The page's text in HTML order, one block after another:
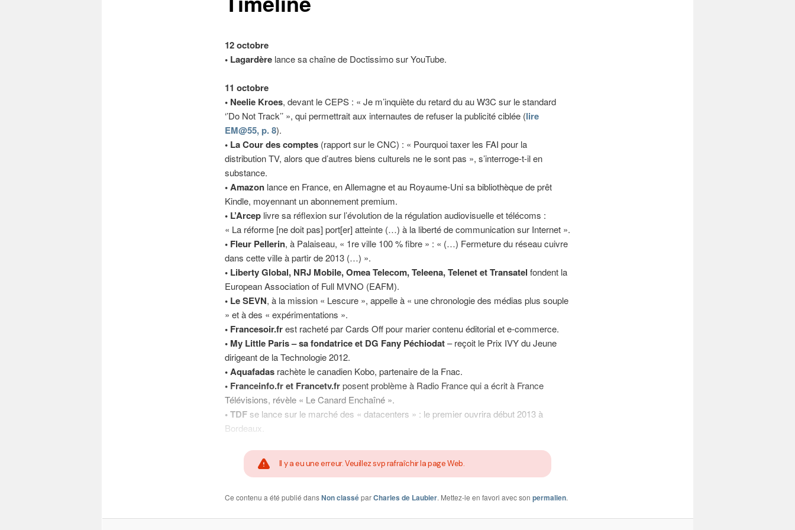
12 octobre
• Lagardèrelance sa chaîne de Doctissimo sur YouTube.
11 octobre
• Neelie Kroes, devant le CEPS : « Je m’inquiète du retard du au W3C sur le standard
‘’Do Not Track’’ », qui permettrait aux internautes de refuser la publicité ciblée (lire
EM@55, p. 8).
• La Cour des comptes(rapport sur le CNC) : « Pourquoi taxer les FAI pour la
distribution TV, alors que d’autres biens culturels ne le sont pas », s’interroge-t-il en
substance.
• Amazonlance en France, en Allemagne et au Royaume-Uni sa bibliothèque de prêt
Kindle, moyennant un abonnement premium.
• L’Arceplivre sa réflexion sur l’évolution de la régulation audiovisuelle et télécoms :
« La réforme [ne doit pas] port[er] atteinte (…) à la liberté de communication sur Internet ».
• Fleur Pellerin, à Palaiseau, « 1re ville 100 % fibre » : « (…) Fermeture du réseau cuivre
dans cette ville à partir de 2013 (…) ».
• Liberty Global, NRJ Mobile, Omea Telecom, Teleena, Telenet etTransatel fondent la
European Association of Full MVNO (EAFM).
• Le SEVN, à la mission « Lescure », appelle à « une chronologie des médias plus souple
» et à des « expérimentations ».
• Francesoir.frest racheté par Cards Off pour marier contenu éditorial et e-commerce.
• My Little Paris – sa fondatrice et DG Fany Péchiodat– reçoit le Prix IVY du Jeune
dirigeant de la Technologie 2012.
• Aquafadasrachète le canadien Kobo, partenaire de la Fnac.
• Franceinfo.fr et Francetv.frposent problème à Radio France qui a écrit à France
Télévisions, révèle « Le Canard Enchaîné ».
• TDFse lance sur le marché des « datacenters » : le premier ouvrira début 2013 à
Bordeaux.
Il y a eu une erreur. Veuillez svp rafraîchir la page Web.
Ce contenu a été publié dansNon classéparCharles de Laubier. Mettez-le en favori avec son permalien.